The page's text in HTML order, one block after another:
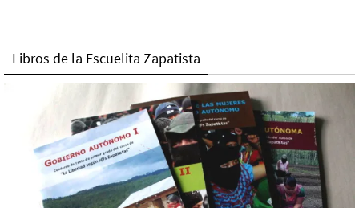
Libros de la Escuelita Zapatista